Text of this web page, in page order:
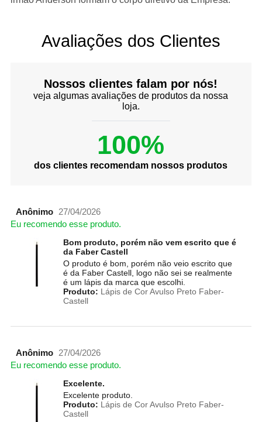
Avaliações dos Clientes
Nossos clientes falam por nós!
veja algumas avaliações de produtos da nossa
loja.
100%
dos clientes recomendam nossos produtos
Anônimo
27/04/2026
Eu recomendo esse produto.
Bom produto, porém não vem escrito que é
da Faber Castell
O produto é bom, porém não veio escrito que
é da Faber Castell, logo não sei se realmente
é um lápis da marca que escolhi.
Produto: Lápis de Cor Avulso Preto Faber-
Castell
Anônimo
27/04/2026
Eu recomendo esse produto.
Excelente.
Excelente produto.
Produto: Lápis de Cor Avulso Preto Faber-
Castell